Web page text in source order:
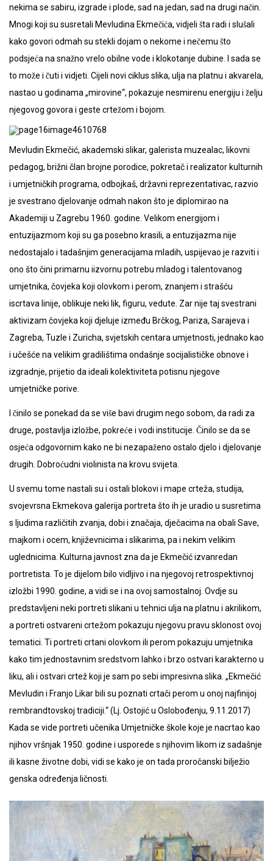
nekima se sabiru, izgrade i plode, sad na jedan, sad na drugi način.
Mnogi koji su susretali Mevludina Ekmečića, vidjeli šta radi i slušali
kako govori odmah su stekli dojam o nekome i nečemu što
podsjeća na snažno vrelo obilne vode i klokotanje dubine. I sada se
to može i čuti i vidjeti. Cijeli novi ciklus slika, ulja na platnu i akvarela,
nastao u godinama „mirovine“, pokazuje nesmirenu energiju i želju
njegovog govora i geste crtežom i bojom.
Mevludin Ekmečić, akademski slikar, galerista muzealac, likovni
pedagog, brižni član brojne porodice, pokretač i realizator kulturnih
i umjetničkih programa, odbojkaš, državni reprezentativac, razvio
je svestrano djelovanje odmah nakon što je diplomirao na
Akademiji u Zagrebu 1960. godine. Velikom energijom i
entuzijazmom koji su ga posebno krasili, a entuzijazma nije
nedostajalo i tadašnjim generacijama mladih, uspijevao je razviti i
ono što čini primarnu iizvornu potrebu mladog i talentovanog
umjetnika, čovjeka koji olovkom i perom, znanjem i strašću
iscrtava linije, oblikuje neki lik, figuru, vedute. Zar nije taj svestrani
aktivizam čovjeka koji djeluje između Brčkog, Pariza, Sarajeva i
Zagreba, Tuzle i Zuricha, svjetskih centara umjetnosti, jednako kao
i učešće na velikim gradilištima ondašnje socijalističke obnove i
izgradnje, prijetio da ideali kolektiviteta potisnu njegove
umjetničke porive.
I činilo se ponekad da se više bavi drugim nego sobom, da radi za
druge, postavlja izložbe, pokreće i vodi institucije. Činilo se da se
osjeća odgovornim kako ne bi nezapaženo ostalo djelo i djelovanje
drugih. Dobroćudni violinista na krovu svijeta.
U svemu tome nastali su i ostali blokovi i mape crteža, studija,
svojevrsna Ekmekova galerija portreta što ih je uradio u susretima
s ljudima različitih zvanja, dobi i značaja, dječacima na obali Save,
majkom i ocem, književnicima i slikarima, pa i nekim velikim
uglednicima. Kulturna javnost zna da je Ekmečić izvanredan
portretista. To je dijelom bilo vidljivo i na njegovoj retrospektivnoj
izložbi 1990. godine, a vidi se i na ovoj samostalnoj. Ovdje su
predstavljeni neki portreti slikani u tehnici ulja na platnu i akrilikom,
a portreti ostvareni crtežom pokazuju njegovu pravu sklonost ovoj
tematici. Ti portreti crtani olovkom ili perom pokazuju umjetnika
kako tim jednostavnim sredstvom lahko i brzo ostvari karakterno u
liku, ali i ostvari crtež koji je sam po sebi impresivna slika. „Ekmečić
Mevludin i Franjo Likar bili su poznati crtači perom u onoj najfinijoj
rembrandtovskoj tradiciji.“ (Lj. Ostojić u Oslobođenju, 9.11.2017)
Kada se vide portreti učenika Umjetničke škole koje je nacrtao kao
njihov vršnjak 1950. godine i usporede s njihovim likom iz sadašnje
ili kasne životne dobi, vidi se kako je on tada proročanski bilježio
genska određenja ličnosti.